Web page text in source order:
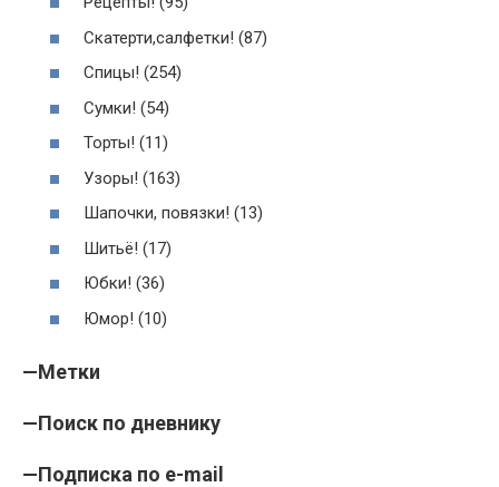
Скатерти,салфетки! (87)
Спицы! (254)
Сумки! (54)
Торты! (11)
Узоры! (163)
Шапочки, повязки! (13)
Шитьё! (17)
Юбки! (36)
Юмор! (10)
—Метки
—Поиск по дневнику
—Подписка по e-mail